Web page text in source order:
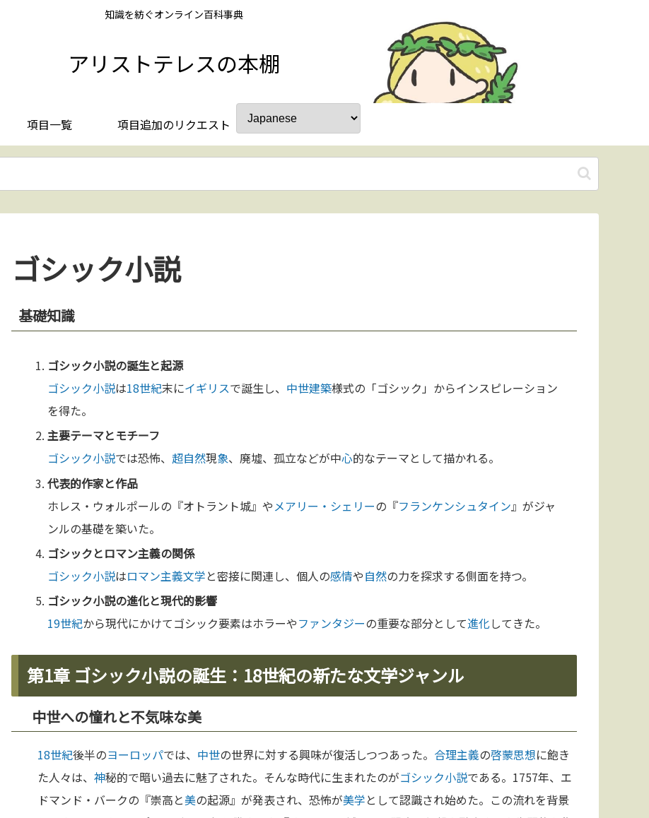
知識を紡ぐオンライン百科事典
アリストテレスの本棚
項目一覧 項目追加のリクエスト
ゴシック小説
基礎知識
ゴシック小説の誕生と起源
ゴシック小説は18世紀末にイギリスで誕生し、 中世建築様式の「ゴシック」からインスピレーション
を得た。
主要テーマとモチーフ
ゴシック小説では恐怖、超自然現象、廃墟、孤立などが中心的なテーマとして描かれる。
代表的作家と作品
ホレス・ウォルポールの『オトラント城』や メアリー・シェリーの『フランケンシュタイン』がジャ
ンルの基礎を築いた。
ゴシックとロマン主義の関係
ゴシック小説はロマン主義文学と密接に関連し、個人の感情や自然の力を探求する側面を持つ。
ゴシック小説の進化と現代的影響
19世紀から現代にかけてゴシック要素はホラーやファンタジーの重要な部分として進化してきた。
第1章 ゴシック小説の誕生：18世紀の新たな文学ジャンル
中世への憧れと不気味な美
18世紀後半のヨーロッパでは、 中世の世界に対する興味が復活しつつあった。 合理主義の啓蒙思想に飽き
た人々は、 神秘的で暗い過去に魅了された。そんな時代に生まれたのがゴシック小説である。1757年、エ
ドマンド・バークの『崇高と美の起源』が発表され、恐怖が美学として認識され始めた。この流れを背景